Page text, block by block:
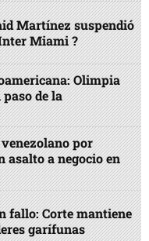
Martínez suspendió
Miami ?
Olimpia
de la
por
asalto a negocio en
fallo: Corte mantiene
garífunas